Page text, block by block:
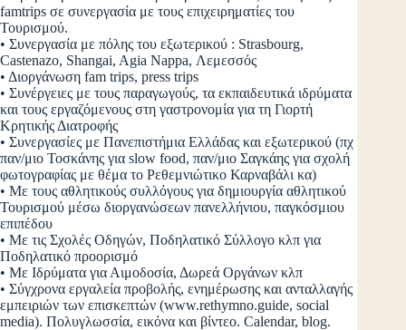
famtrips σε συνεργασία με τους επιχειρηματίες του
Τουρισμού.
• Συνεργασία με πόλης του εξωτερικού : Strasbourg,
Castenazo, Shangai, Agia Nappa, Λεμεσσός
• Διοργάνωση fam trips, press trips
• Συνέργειες με τους παραγωγούς, τα εκπαιδευτικά ιδρύματα
και τους εργαζόμενους στη γαστρονομία για τη Γιορτή
Κρητικής Διατροφής
• Συνεργασίες με Πανεπιστήμια Ελλάδας και εξωτερικού (πχ
παν/μιο Τοσκάνης για slow food, παν/μιο Σαγκάης για σχολή
φωτογραφίας με θέμα το Ρεθεμνιώτικο Καρναβάλι κα)
• Με τους αθλητικούς συλλόγους για δημιουργία αθλητικού
Τουρισμού μέσω διοργανώσεων πανελλήνιου, παγκόσμιου
επιπέδου
• Με τις Σχολές Οδηγών, Ποδηλατικό Σύλλογο κλπ για
Ποδηλατικό προορισμό
• Με Ιδρύματα για Αιμοδοσία, Δωρεά Οργάνων κλπ
• Σύγχρονα εργαλεία προβολής, ενημέρωσης και ανταλλαγής
εμπειριών των επισκεπτών (www.rethymno.guide, social
media). Πολυγλωσσία, εικόνα και βίντεο. Calendar, blog.